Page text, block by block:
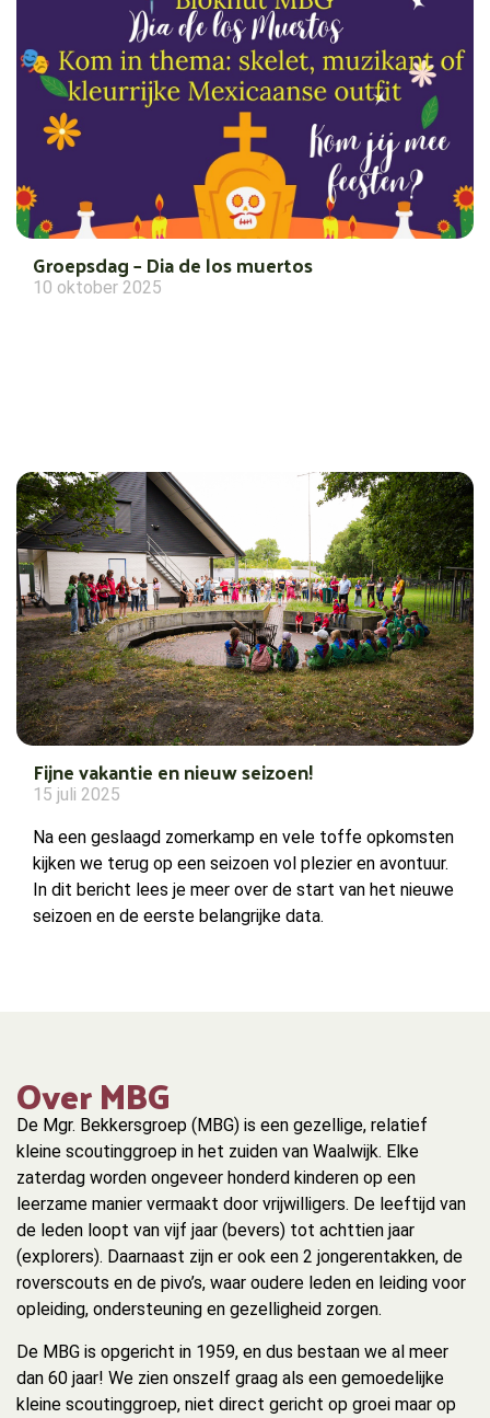
Groepsdag – Dia de los muertos
10 oktober 2025
Fijne vakantie en nieuw seizoen!
15 juli 2025
Na een geslaagd zomerkamp en vele toffe opkomsten
kijken we terug op een seizoen vol plezier en avontuur.
In dit bericht lees je meer over de start van het nieuwe
seizoen en de eerste belangrijke data.
Over MBG
De Mgr. Bekkersgroep (MBG) is een gezellige, relatief
kleine scoutinggroep in het zuiden van Waalwijk. Elke
zaterdag worden ongeveer honderd kinderen op een
leerzame manier vermaakt door vrijwilligers. De leeftijd van
de leden loopt van vijf jaar (bevers) tot achttien jaar
(explorers). Daarnaast zijn er ook een 2 jongerentakken, de
roverscouts en de pivo’s, waar oudere leden en leiding voor
opleiding, ondersteuning en gezelligheid zorgen.
De MBG is opgericht in 1959, en dus bestaan we al meer
dan 60 jaar! We zien onszelf graag als een gemoedelijke
kleine scoutinggroep, niet direct gericht op groei maar op